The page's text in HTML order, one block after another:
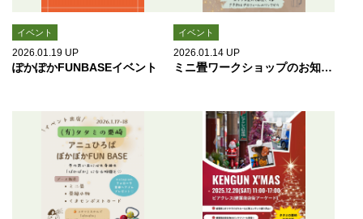
イベント
2026.01.19 UP
ぽかぽかFUNBASEイベント
イベント
2026.01.14 UP
ミニ畳ワークショップのお知らせ